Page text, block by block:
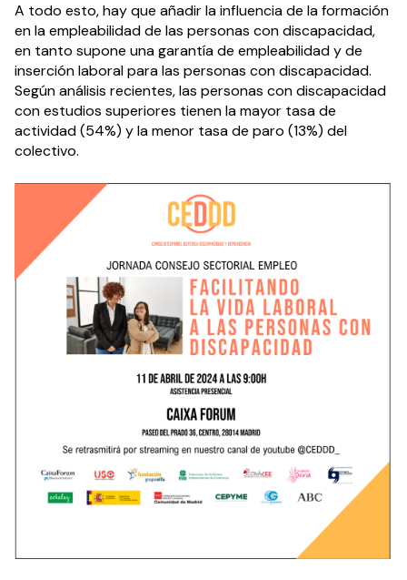
A todo esto, hay que añadir la influencia de la formación
en la empleabilidad de las personas con discapacidad,
en tanto supone una garantía de empleabilidad y de
inserción laboral para las personas con discapacidad.
Según análisis recientes, las personas con discapacidad
con estudios superiores tienen la mayor tasa de
actividad (54%) y la menor tasa de paro (13%) del
colectivo.